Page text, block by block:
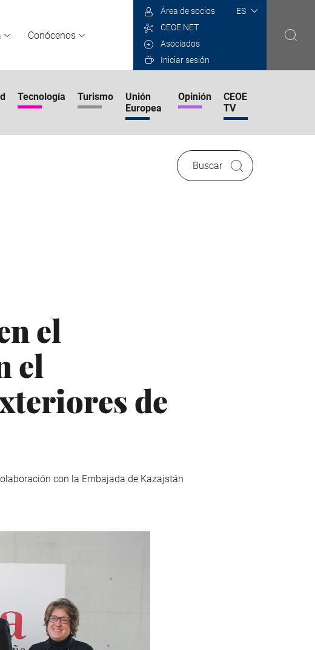
Conócenos
Select
Área de socios
CEOE NET
Asociados
Iniciar sesión
Tecnología Turismo
Unión
Europea
Opinión
CEOE
TV
Buscar
el
el
de
con la Embajada de Kazajstán